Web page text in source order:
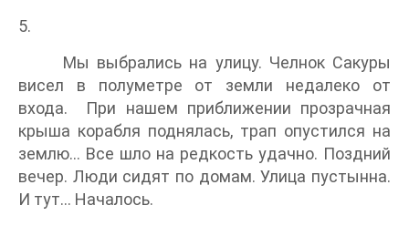
5.
Мы выбрались на улицу. Челнок Сакуры
висел в полуметре от земли недалеко от
входа. При нашем приближении прозрачная
крыша корабля поднялась, трап опустился на
землю... Все шло на редкость удачно. Поздний
вечер. Люди сидят по домам. Улица пустынна.
И тут… Началось.